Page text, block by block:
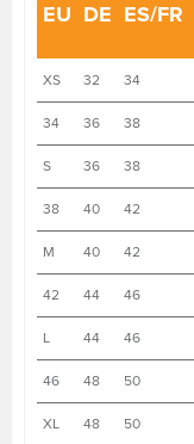
EU DE ES/FR
XS 32 34
34 36 38
S 36 38
38 40 42
M 40 42
42 44 46
L 44 46
46 48 50
XL 48 50